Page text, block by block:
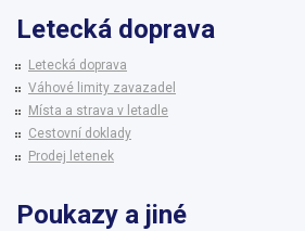
Letecká doprava
Letecká doprava
Váhové limity zavazadel
Místa a strava v letadle
Cestovní doklady
Prodej letenek
Poukazy a jiné